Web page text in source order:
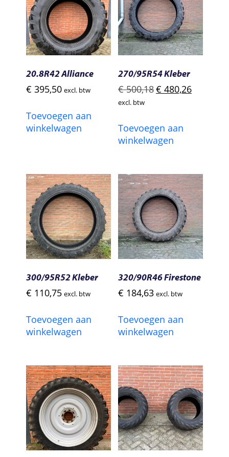
20.8R42 Alliance
€ 395,50 excl. btw
Toevoegen aan
winkelwagen
270/95R54 Kleber
€500,18Oorspronkelijke
€ 500,18.
€ 480,26Huidige
excl. btw
Toevoegen aan
winkelwagen
300/95R52 Kleber
€ 110,75 excl. btw
Toevoegen aan
winkelwagen
320/90R46 Firestone
€ 184,63 excl. btw
Toevoegen aan
winkelwagen